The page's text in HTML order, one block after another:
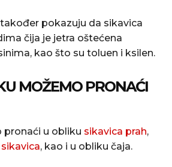
pokazuju da sikavica
čija je jetra oštećena
kao što su toluen i ksilen.
MOŽEMO PRONAĆI
pronaći u obliku sikavica prah,
, kao i u obliku čaja.